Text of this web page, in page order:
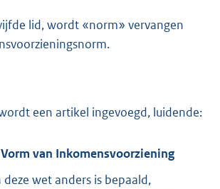
lid, wordt «norm» vervangen
een artikel ingevoegd, luidende:
van Inkomensvoorziening
deze wet anders is bepaald,